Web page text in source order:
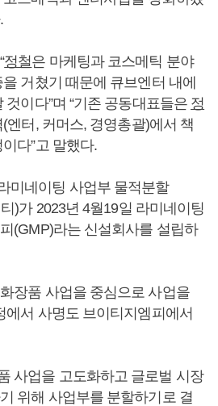
정철은 마케팅과 코스메틱 분야
거쳤기 때문에 큐브엔터 내에
이다”며 “기존 공동대표들은 정
엔터, 커머스, 경영총괄)에서 책
다”고 말했다.
미네이팅 사업부 물적분할
)가 2023년 4월19일 라미네이팅
(GMP)라는 신설회사를 설립하
장품 사업을 중심으로 사업을
에서 사명도 브이티지엠피에서
사업을 고도화하고 글로벌 시장
위해 사업부를 분할하기로 결